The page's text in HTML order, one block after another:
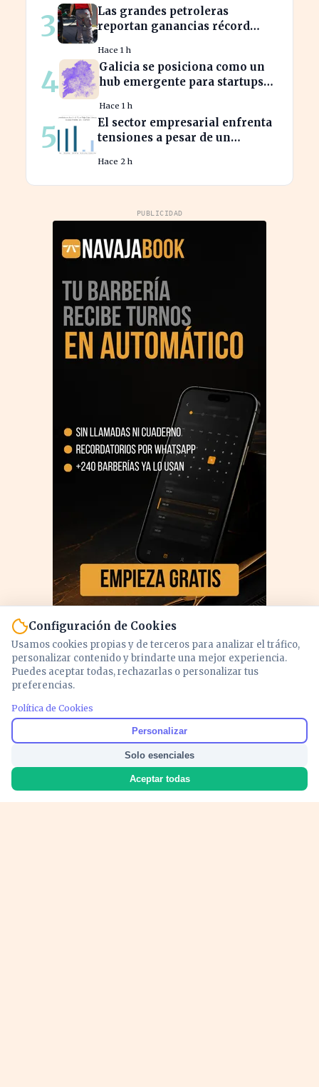
3
Las grandes petroleras
reportan ganancias récord
Irán
Hace 1 h
4
Galicia se posiciona como un
hub emergente para startups
Hace 1 h
5
El sector empresarial enfrenta
tensiones a pesar de un
semestre
Hace 2 h
PUBLICIDAD
Configuración de Cookies
Usamos cookies propias y de terceros para analizar el tráfico,
personalizar contenido y brindarte una mejor experiencia.
Puedes aceptar todas, rechazarlas o personalizar tus
preferencias.
Política de Cookies
Personalizar
Solo esenciales
Aceptar todas